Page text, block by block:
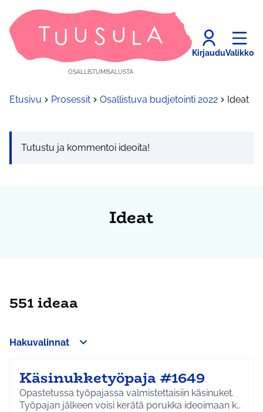
OSALLISTUMISALUSTA
KirjauduValikko
Etusivu Prosessit Osallistuva budjetointi 2022 Ideat
Tutustu ja kommentoi ideoita!
Ideat
551 ideaa
Hakuvalinnat
Käsinukketyöpaja #1649
Opastetussa työpajassa valmistettaisiin käsinuket.
Työpajan jälkeen voisi kerätä porukka ideoimaan k…